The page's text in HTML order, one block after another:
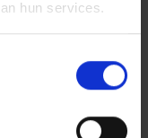
hun services.